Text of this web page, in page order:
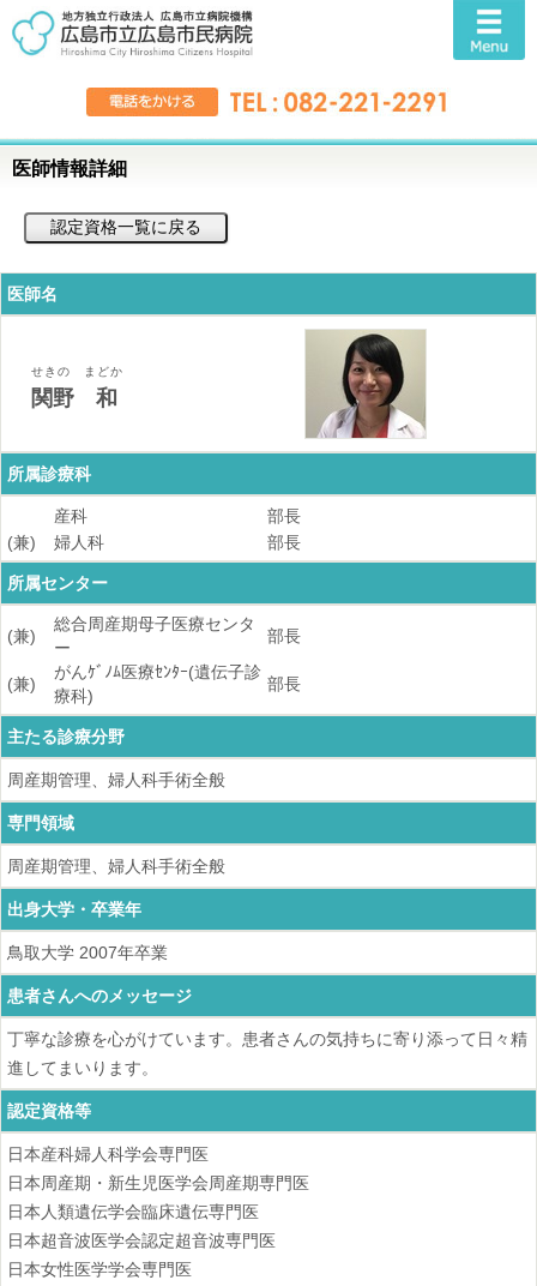
医師情報詳細
医師名
せきの まどか
関野 和
所属診療科
産科
部長
(兼)
婦人科 部長
所属センター
(兼)
総合周産期母子医療センタ
ー
部長
(兼)
がんｹﾞﾉﾑ医療ｾﾝﾀｰ(遺伝子診
療科)
部長
主たる診療分野
周産期管理、婦人科手術全般
専門領域
周産期管理、婦人科手術全般
出身大学・卒業年
鳥取大学 2007年卒業
患者さんへのメッセージ
丁寧な診療を心がけています。患者さんの気持ちに寄り添って日々精
進してまいります。
認定資格等
日本産科婦人科学会専門医
日本周産期・新生児医学会周産期専門医
日本人類遺伝学会臨床遺伝専門医
日本超音波医学会認定超音波専門医
日本女性医学学会専門医